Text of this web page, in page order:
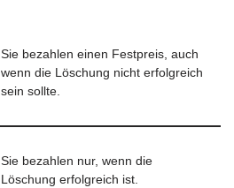
Sie bezahlen einen Festpreis, auch
wenn die Löschung nicht erfolgreich
sein sollte.
Sie bezahlen nur, wenn die
Löschung erfolgreich ist.